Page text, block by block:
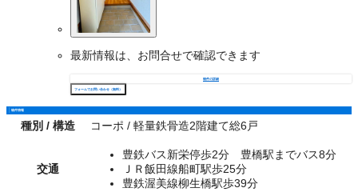
最新情報は、お問合せで確認できます
物件の詳細
フォームでお問い合わせ（無料）
物件情報
種別 / 構造 コーポ / 軽量鉄骨造2階建て総6戸
交通
豊鉄バス新栄停歩2分 豊橋駅までバス8分
ＪＲ飯田線船町駅歩25分
豊鉄渥美線柳生橋駅歩39分